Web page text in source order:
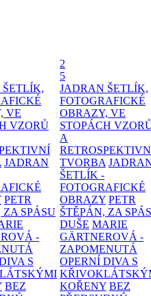
VE
VZORŮ
JADRAN
PETR
ZA SPÁSU
-
S
BEZ
2
5
JADRAN ŠETLÍK,
FOTOGRAFICKÉ
OBRAZY, VE
STOPÁCH
A
TVORBA
ŠETLÍK -
FOTOGRAFICKÉ
OBRAZY PETR
ŠTĚPÁN, ZA
DUŠE MARIE
GÄRTNEROVÁ -
ZAPOMENUTÁ
OPERNÍ DIVA S
KOŘENY BEZ